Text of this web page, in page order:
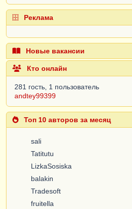
Реклама
Новые вакансии
Кто онлайн
281 гость, 1 пользователь
andtey99399
Топ 10 авторов за месяц
sali
Tatitutu
LizkaSosiska
balakin
Tradesoft
fruitella